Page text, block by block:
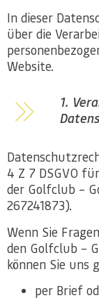
In dieser
über die
Website.
1.
4 Z 7 DSGVO
der Golfclub –
267241873).
Wenn Sie
den Golfclub –
können Sie uns
per Brief